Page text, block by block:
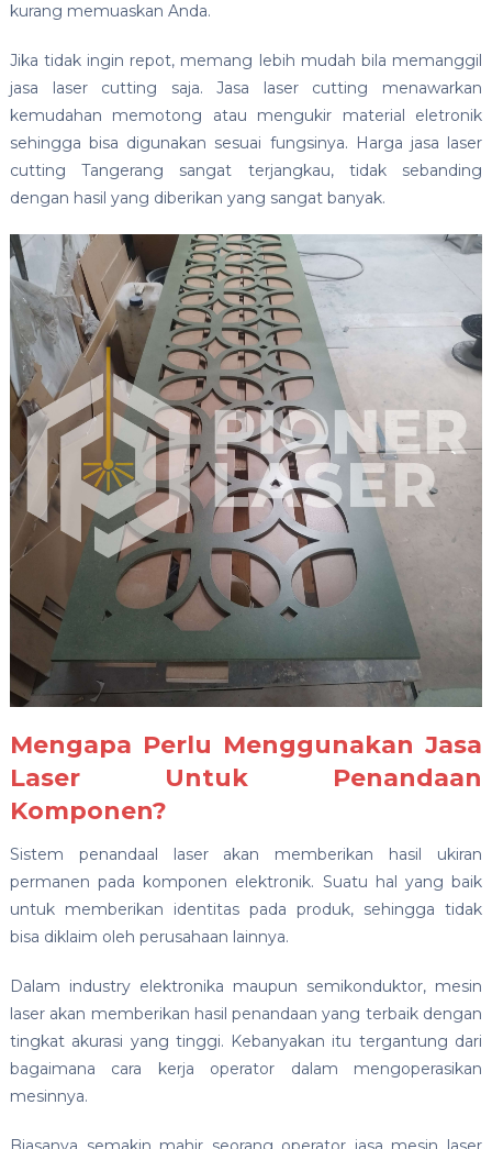
kurang memuaskan Anda.
Jika tidak ingin repot, memang lebih mudah bila memanggil
jasa laser cutting saja. Jasa laser cutting menawarkan
kemudahan memotong atau mengukir material eletronik
sehingga bisa digunakan sesuai fungsinya. Harga jasa laser
cutting Tangerang sangat terjangkau, tidak sebanding
dengan hasil yang diberikan yang sangat banyak.
Mengapa Perlu Menggunakan Jasa
Laser Untuk Penandaan
Komponen?
Sistem penandaal laser akan memberikan hasil ukiran
permanen pada komponen elektronik. Suatu hal yang baik
untuk memberikan identitas pada produk, sehingga tidak
bisa diklaim oleh perusahaan lainnya.
Dalam industry elektronika maupun semikonduktor, mesin
laser akan memberikan hasil penandaan yang terbaik dengan
tingkat akurasi yang tinggi. Kebanyakan itu tergantung dari
bagaimana cara kerja operator dalam mengoperasikan
mesinnya.